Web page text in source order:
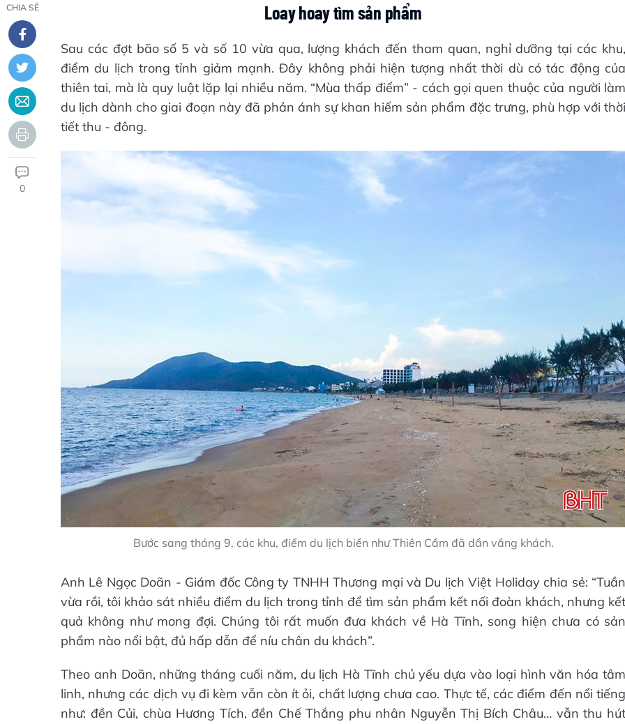
CHIA SẺ
0
Loay hoay tìm sản phẩm
Sau các đợt bão số 5 và số 10 vừa qua, lượng khách đến tham quan, nghỉ dưỡng tại các khu,
điểm du lịch trong tỉnh giảm mạnh. Đây không phải hiện tượng nhất thời dù có tác động của
thiên tai, mà là quy luật lặp lại nhiều năm. “Mùa thấp điểm” - cách gọi quen thuộc của người làm
du lịch dành cho giai đoạn này đã phản ánh sự khan hiếm sản phẩm đặc trưng, phù hợp với thời
tiết thu - đông.
Bước sang tháng 9, các khu, điểm du lịch biển như Thiên Cầm đã dần vắng khách.
Anh Lê Ngọc Doãn - Giám đốc Công ty TNHH Thương mại và Du lịch Việt Holiday chia sẻ: “Tuần
vừa rồi, tôi khảo sát nhiều điểm du lịch trong tỉnh để tìm sản phẩm kết nối đoàn khách, nhưng kết
quả không như mong đợi. Chúng tôi rất muốn đưa khách về Hà Tĩnh, song hiện chưa có sản
phẩm nào nổi bật, đủ hấp dẫn để níu chân du khách”.
Theo anh Doãn, những tháng cuối năm, du lịch Hà Tĩnh chủ yếu dựa vào loại hình văn hóa tâm
linh, nhưng các dịch vụ đi kèm vẫn còn ít ỏi, chất lượng chưa cao. Thực tế, các điểm đến nổi tiếng
như: đền Củi, chùa Hương Tích, đền Chế Thắng phu nhân Nguyễn Thị Bích Châu… vẫn thu hút